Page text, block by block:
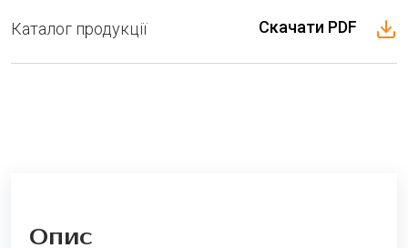
Каталог продукції Скачати PDF
Опис